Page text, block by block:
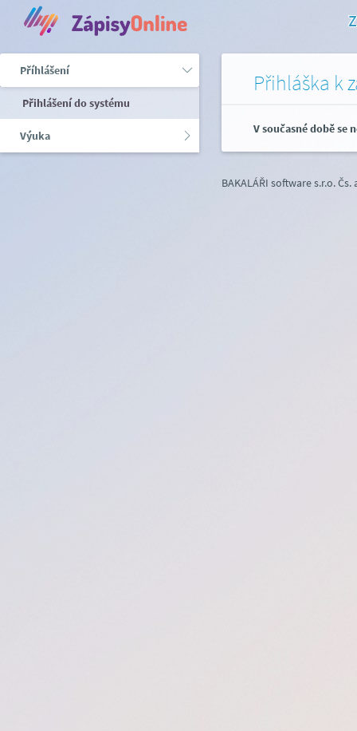
Příhlášení
Přihlášení do systému
Výuka
Přihláška k
V současné době se
BAKALÁŘI software s.r.o.Čs.